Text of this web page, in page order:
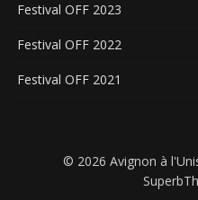
Festival OFF 2023
Festival OFF 2022
Festival OFF 2021
© 2026 Avignon à